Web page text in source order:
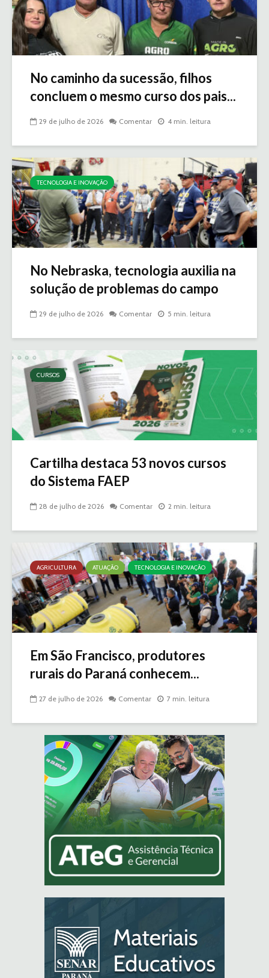
No caminho da sucessão, filhos
concluem o mesmo curso dos pais...
29 de julho de 2026 Comentar 4 min. leitura
TECNOLOGIA E INOVAÇÃO
No Nebraska, tecnologia auxilia na
solução de problemas do campo
29 de julho de 2026 Comentar 5 min. leitura
CURSOS
Cartilha destaca 53 novos cursos
do Sistema FAEP
28 de julho de 2026 Comentar 2 min. leitura
AGRICULTURA ATUAÇÃO TECNOLOGIA E INOVAÇÃO
Em São Francisco, produtores
rurais do Paraná conhecem...
27 de julho de 2026 Comentar 7 min. leitura